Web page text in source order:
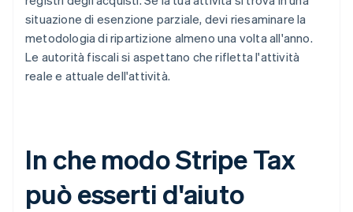
situazione di esenzione parziale, devi riesaminare la
metodologia di ripartizione almeno una volta all'anno.
Le autorità fiscali si aspettano che rifletta l'attività
reale e attuale dell'attività.
In che modo Stripe Tax
può esserti d'aiuto